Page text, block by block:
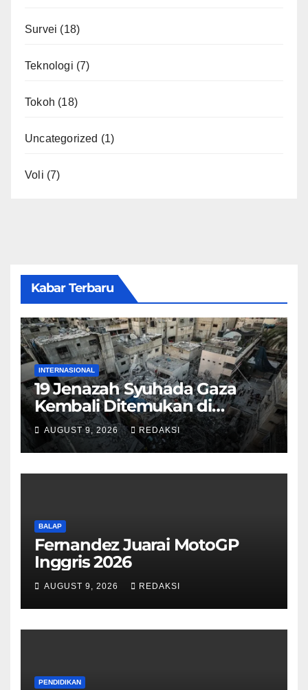
Survei (18)
Teknologi (7)
Tokoh (18)
Uncategorized (1)
Voli (7)
Kabar Terbaru
INTERNASIONAL
19 Jenazah Syuhada Gaza
Kembali Ditemukan di
Reruntuhan Bangunan
AUGUST 9, 2026 REDAKSI
BALAP
Fernandez Juarai MotoGP
Inggris 2026
AUGUST 9, 2026 REDAKSI
PENDIDIKAN